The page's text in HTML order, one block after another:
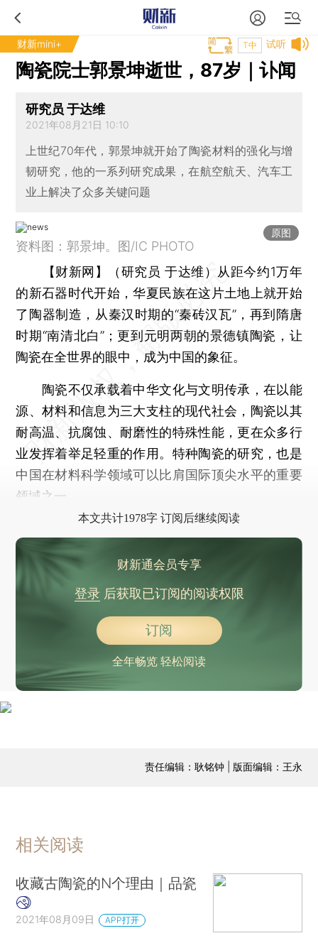
财新mini+ 试听
T中
陶瓷院士郭景坤逝世，87岁｜讣闻
研究员 于达维
2021年08月21日 10:10
上世纪70年代，郭景坤就开始了陶瓷材料的强化与增
韧研究，他的一系列研究成果，在航空航天、汽车工
业上解决了众多关键问题
原图
资料图：郭景坤。图/IC PHOTO
【财新网】（研究员 于达维） 从距今约1万年
的新石器时代开始，华夏民族在这片土地上就开始
了陶器制造，从秦汉时期的“秦砖汉瓦”，再到隋唐
时期“南清北白”；更到元明两朝的景德镇陶瓷，让
陶瓷在全世界的眼中，成为中国的象征。
陶瓷不仅承载着中华文化与文明传承，在以能
源、材料和信息为三大支柱的现代社会，陶瓷以其
耐高温、抗腐蚀、耐磨性的特殊性能，更在众多行
业发挥着举足轻重的作用。特种陶瓷的研究，也是
中国在材料科学领域可以比肩国际顶尖水平的重要
领域之一。
本文共计1978字 订阅后继续阅读
财新通会员专享
登录后获取已订阅的阅读权限
订阅
全年畅览 轻松阅读
责任编辑：耿铭钟 | 版面编辑：王永
相关阅读
收藏古陶瓷的N个理由｜品瓷
2021年08月09日 APP打开